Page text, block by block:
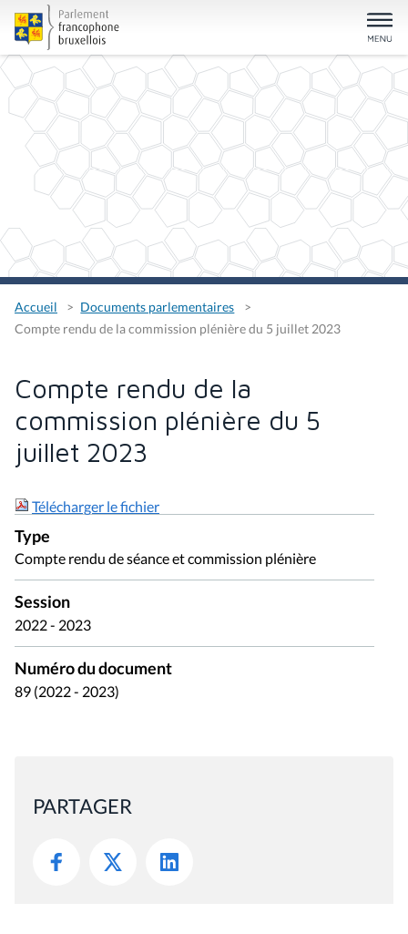
Accueil
Documents parlementaires
Compte rendu de la commission plénière du 5 juillet 2023
Compte rendu de la
commission plénière du 5
juillet 2023
Télécharger le fichier
Type
Compte rendu de séance et commission plénière
Session
2022 - 2023
Numéro du document
89 (2022 - 2023)
PARTAGER